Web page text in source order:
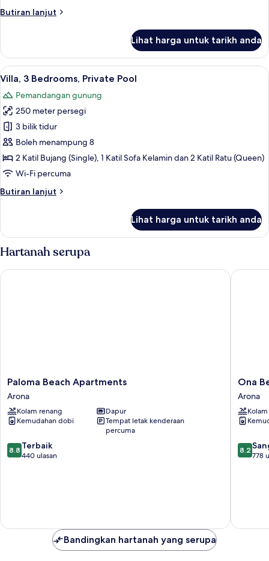
Butiran lanjut
Butiran
2
Bedrooms
Lihat harga untuk tarikh anda
Lihat
semua
foto
untuk
Villa,
3
Bedrooms,
Private
Villa, 3 Bedrooms, Private Pool |
16
Villa, 3 Bedrooms, Private Pool
Pemandangan gunung
250 meter persegi
3 bilik tidur
Boleh menampung 8
2 Katil Bujang (Single), 1 Katil Sofa Kelamin dan 2 Katil Ratu (Queen)
Wi-Fi percuma
Butiran lanjut
Butiran
3
Bedrooms,
Private
Pool
Lihat harga untuk tarikh anda
Hartanah serupa
Paloma
Beach
Apartments
Arona
Paloma Beach Apartments
Arona
Kolam renang
Dapur
Kemudahan dobi
Tempat letak kenderaan
percuma
8.8
daripada
8.8 Terbaik
440 ulasan
Paloma Beach Apartments
Ona
Beverly
Hills
Suites
Arona
Ona
Arona
8.2
8.2
778
Ona
Bandingkan hartanah yang serupa